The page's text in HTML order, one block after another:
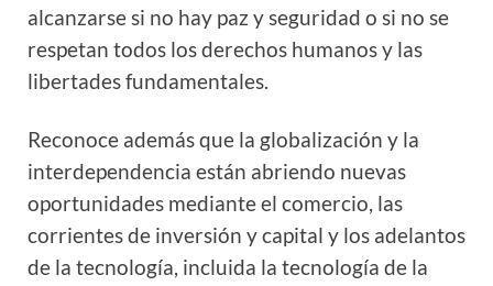
alcanzarse si no hay paz y seguridad o si no se
respetan todos los derechos humanos y las
libertades fundamentales.
Reconoce además que la globalización y la
interdependencia están abriendo nuevas
oportunidades mediante el comercio, las
corrientes de inversión y capital y los adelantos
de la tecnología, incluida la tecnología de la